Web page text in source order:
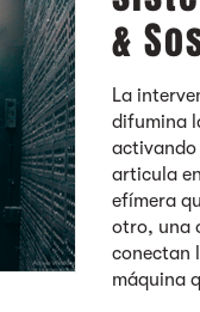
&
La
difumina
activando
articula
efímera
otro, una
conectan
máquina